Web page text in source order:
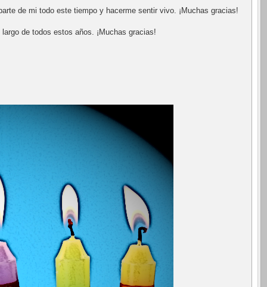
de mi todo este tiempo y hacerme sentir vivo. ¡Muchas gracias!
de todos estos años. ¡Muchas gracias!